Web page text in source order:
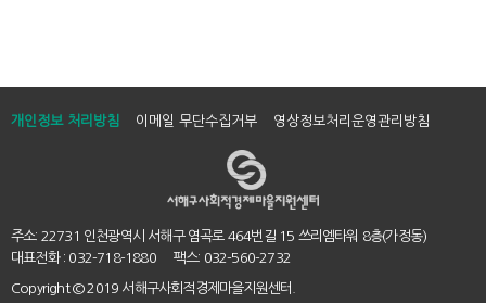
개인정보 처리방침 이메일 무단수집거부 영상정보처리운영관리방침
주소: 22731 인천광역시 서해구 염곡로 464번길 15 쓰리엠타워 8층(가정동)
대표전화 : 032-718-1880 팩스: 032-560-2732
Copyright© 2019 서해구사회적경제마을지원센터.